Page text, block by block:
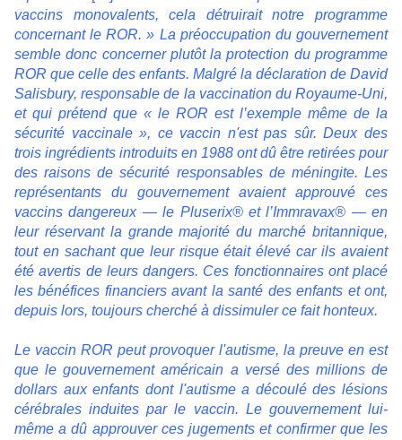
vaccins monovalents, cela détruirait notre programme
concernant le ROR. » La préoccupation du gouvernement
semble donc concerner plutôt la protection du programme
ROR que celle des enfants. Malgré la déclaration de David
Salisbury, responsable de la vaccination du Royaume-Uni,
et qui prétend que « le ROR est l’exemple même de la
sécurité vaccinale », ce vaccin n'est pas sûr. Deux des
trois ingrédients introduits en 1988 ont dû être retirées pour
des raisons de sécurité responsables de méningite. Les
représentants du gouvernement avaient approuvé ces
vaccins dangereux — le Pluserix® et l’Immravax® — en
leur réservant la grande majorité du marché britannique,
tout en sachant que leur risque était élevé car ils avaient
été avertis de leurs dangers. Ces fonctionnaires ont placé
les bénéfices financiers avant la santé des enfants et ont,
depuis lors, toujours cherché à dissimuler ce fait honteux.
Le vaccin ROR peut provoquer l'autisme, la preuve en est
que le gouvernement américain a versé des millions de
dollars aux enfants dont l'autisme a découlé des lésions
cérébrales induites par le vaccin. Le gouvernement lui-
même a dû approuver ces jugements et confirmer que les